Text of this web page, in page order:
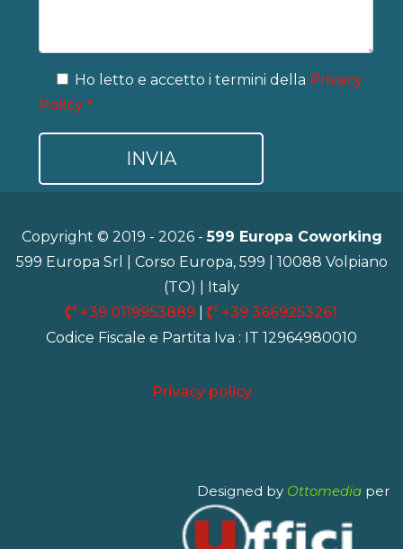
Ho letto e accetto i termini della Privacy
Policy *
Copyright © 2019 - 2026 -599 Europa Coworking
599 Europa Srl | Corso Europa, 599 | 10088 Volpiano
(TO) | Italy
+39 0119953889
+39 3669253261
Codice Fiscale e Partita Iva : IT 12964980010
Privacy policy
Designed by Ottomedia per